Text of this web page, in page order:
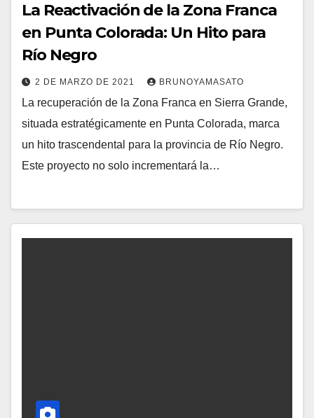
La Reactivación de la Zona Franca
en Punta Colorada: Un Hito para
Río Negro
2 DE MARZO DE 2021 BRUNOYAMASATO
La recuperación de la Zona Franca en Sierra Grande,
situada estratégicamente en Punta Colorada, marca
un hito trascendental para la provincia de Río Negro.
Este proyecto no solo incrementará la…